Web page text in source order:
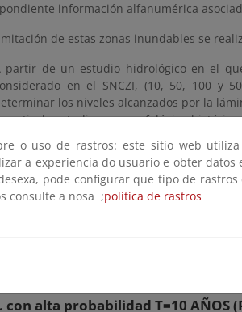
información alfanumérica
de estas zonas inundables se
partir de un estudio hidrológico en el
en el SNCZI, (10, 50, 100 y
los niveles alcanzados por la
partir de estudios geomorfológico-
partir de una metodología mixta que
de considerar estructuras de
con alta probabilidad T=10 AÑOS
o uso de rastros: este sitio web
a experiencia do usuario e obter datos
pode configurar que tipo de
consulte a nosa ;política de rastros